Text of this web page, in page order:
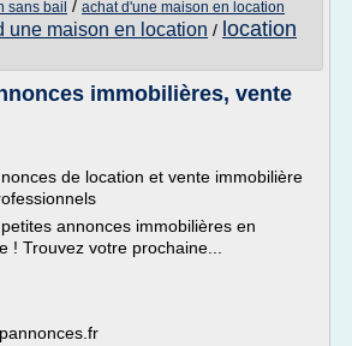
sans bail / achat d'une maison en location
une maison en location / location
immobilières, vente
de location et vente immobilière
annonces immobilières en
! Trouvez votre prochaine...